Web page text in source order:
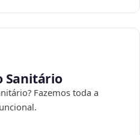
Sanitário
Fazemos toda a